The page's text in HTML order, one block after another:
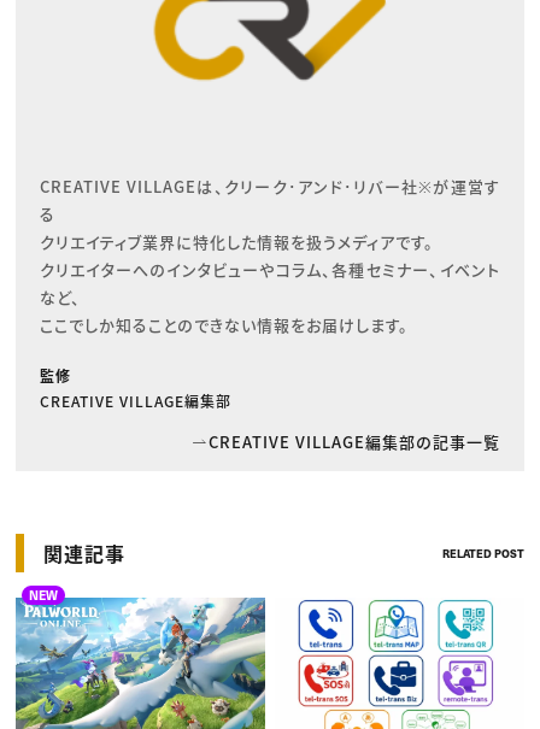
CREATIVE VILLAGEは、クリーク･アンド･リバー社※が運営す
る
クリエイティブ業界に特化した情報を扱うメディアです。
クリエイターへのインタビューやコラム、各種セミナー、イベント
など、
ここでしか知ることのできない情報をお届けします。
監修
CREATIVE VILLAGE編集部
CREATIVE VILLAGE編集部の記事一覧
関連記事 RELATED POST
NEW